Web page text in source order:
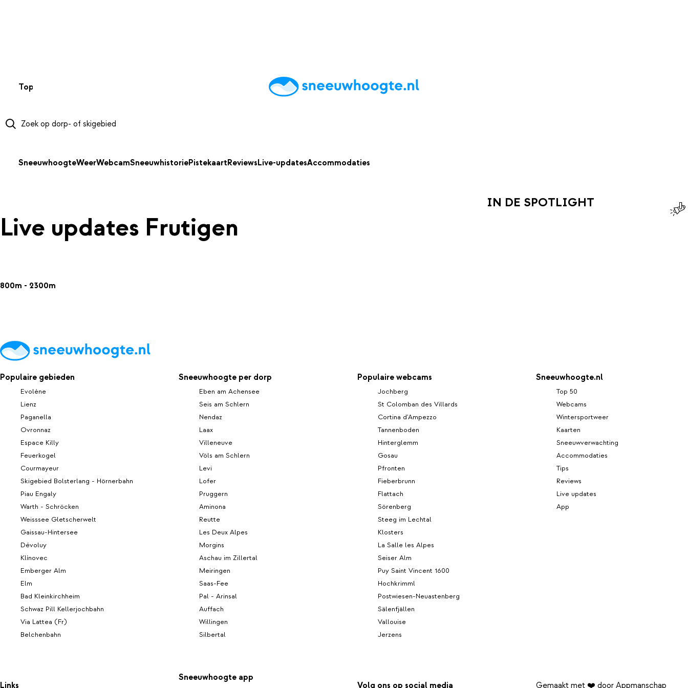
Top 50 AccommodatiesTipsReviewsLive updatesApp
SneeuwhoogteWeerWebcamSneeuwhistoriePistekaartReviewsLive-updatesAccommodaties
Live updates Frutigen
800m - 2300m
IN DE SPOTLIGHT
Populaire gebieden
Evolène
Lienz
Paganella
Ovronnaz
Espace Killy
Feuerkogel
Courmayeur
Skigebied Bolsterlang - Hörnerbahn
Piau Engaly
Warth - Schröcken
Weisssee Gletscherwelt
Gaissau-Hintersee
Dévoluy
Klínovec
Emberger Alm
Elm
Bad Kleinkirchheim
Schwaz Pill Kellerjochbahn
Via Lattea (Fr)
Belchenbahn
Sneeuwhoogte per dorp
Eben am Achensee
Seis am Schlern
Nendaz
Laax
Villeneuve
Völs am Schlern
Levi
Lofer
Pruggern
Aminona
Reutte
Les Deux Alpes
Morgins
Aschau im Zillertal
Meiringen
Saas-Fee
Pal - Arinsal
Auffach
Willingen
Silbertal
Populaire webcams
Jochberg
St Colomban des Villards
Cortina d'Ampezzo
Tannenboden
Hinterglemm
Gosau
Pfronten
Fieberbrunn
Flattach
Sörenberg
Steeg im Lechtal
Klosters
La Salle les Alpes
Seiser Alm
Puy Saint Vincent 1600
Hochkrimml
Postwiesen-Neuastenberg
Sälenfjällen
Vallouise
Jerzens
Sneeuwhoogte.nl
Top 50
Webcams
Wintersportweer
Kaarten
Sneeuwverwachting
Accommodaties
Tips
Reviews
Live updates
App
Links
Sneeuwhoogte app
Volg ons op social media Gemaakt met ❤️ door Appmanschap